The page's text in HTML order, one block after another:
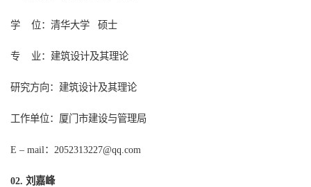
学 位： 清华大学 硕士
专 业：建筑设计及其理论
研究方向：建筑设计及其理论
工作单位：厦门市建设与管理局
E – mail： 2052313227@qq.com
02. 刘嘉峰